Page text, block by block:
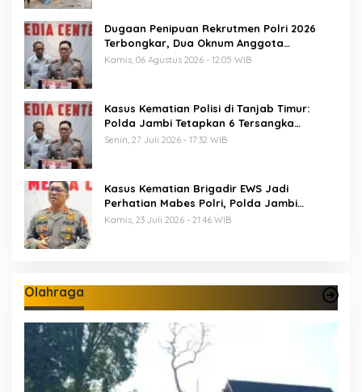
Dugaan Penipuan Rekrutmen Polri 2026
Terbongkar, Dua Oknum Anggota
Diamankan Propam Polda Jambi
Kamis, 06 Agustus 2026 - 12:05 WIB
Kasus Kematian Polisi di Tanjab Timur:
Polda Jambi Tetapkan 6 Tersangka
Termasuk 5 Anggota Polri
Senin, 27 Juli 2026 - 17:32 WIB
Kasus Kematian Brigadir EWS Jadi
Perhatian Mabes Polri, Polda Jambi
Periksa 18 Saksi
Kamis, 23 Juli 2026 - 21:46 WIB
Olahraga